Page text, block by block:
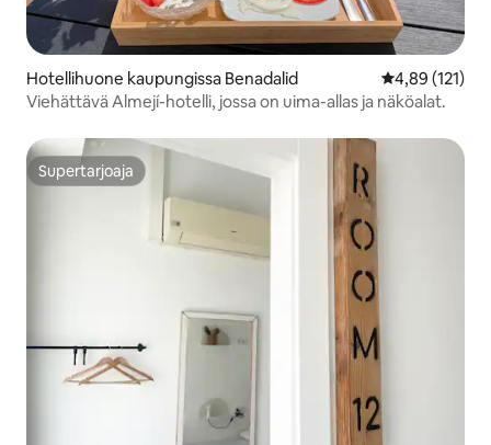
Hotellihuone kaupungissa Benadalid
4,89 (121)
Viehättävä Almejí-hotelli, jossa on uima-allas ja näköalat.
Supertarjoaja
Supertarjoaja